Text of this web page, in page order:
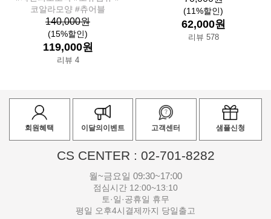
코알라모양 #츄어블
140,000원
(15%할인)
119,000원
리뷰 4
(11%할인)
62,000원
리뷰 578
회원혜택 이달의이벤트 고객센터 샘플신청
CS CENTER : 02-701-8282
월~금요일 09:30~17:00
점심시간 12:00~13:10
토·일·공휴일 휴무
평일 오후4시결제까지 당일출고